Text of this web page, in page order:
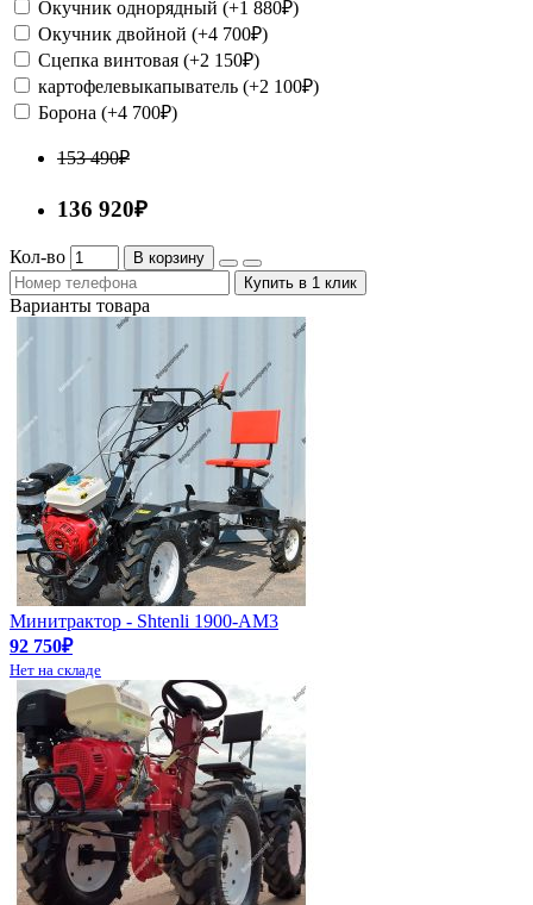
Окучник однорядный (+1 880₽)
Окучник двойной (+4 700₽)
Сцепка винтовая (+2 150₽)
картофелевыкапыватель (+2 100₽)
Борона (+4 700₽)
153 490₽
136 920₽
Кол-во
В корзину
Купить в 1 клик
Варианты товара
Минитрактор - Shtenli 1900-АМ3
92 750₽
Нет на складе